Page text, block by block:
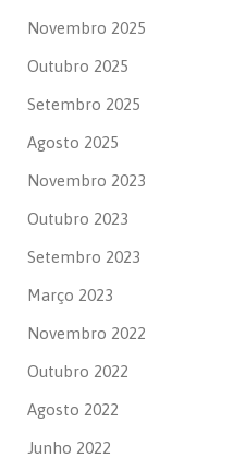
Novembro 2025
Outubro 2025
Setembro 2025
Agosto 2025
Novembro 2023
Outubro 2023
Setembro 2023
Março 2023
Novembro 2022
Outubro 2022
Agosto 2022
Junho 2022